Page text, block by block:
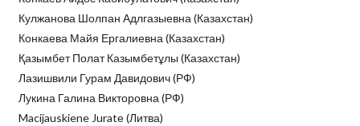
Кулжанова Шолпан Адлгазыевна (Казахстан)
Конкаева Майя Ергалиевна (Казахстан)
Қазымбет Полат Казымбетұлы (Казахстан)
Лазишвили Гурам Давидович (РФ)
Лукина Галина Викторовна (РФ)
Macijauskiene Juratе (Литва)